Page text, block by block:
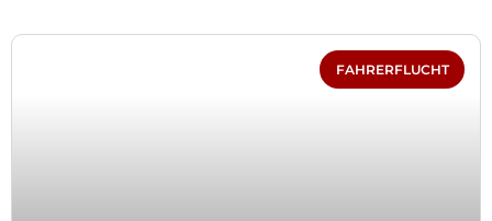
FAHRERFLUCHT